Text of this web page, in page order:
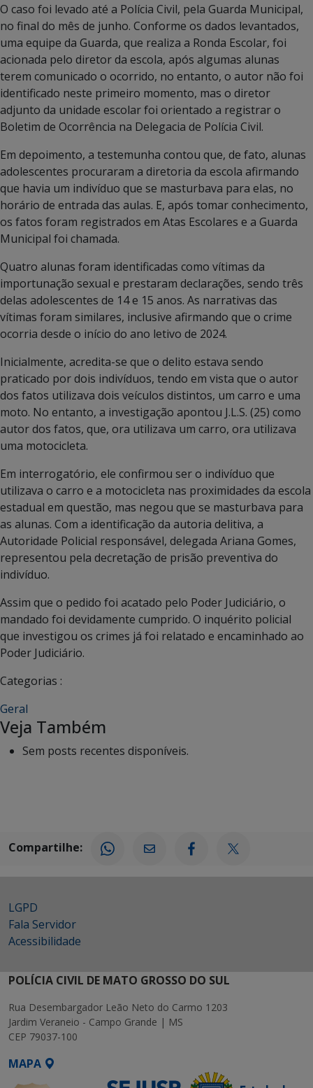
O caso foi levado até a Polícia Civil, pela Guarda Municipal,
no final do mês de junho. Conforme os dados levantados,
uma equipe da Guarda, que realiza a Ronda Escolar, foi
acionada pelo diretor da escola, após algumas alunas
terem comunicado o ocorrido, no entanto, o autor não foi
identificado neste primeiro momento, mas o diretor
adjunto da unidade escolar foi orientado a registrar o
Boletim de Ocorrência na Delegacia de Polícia Civil.
Em depoimento, a testemunha contou que, de fato, alunas
adolescentes procuraram a diretoria da escola afirmando
que havia um indivíduo que se masturbava para elas, no
horário de entrada das aulas. E, após tomar conhecimento,
os fatos foram registrados em Atas Escolares e a Guarda
Municipal foi chamada.
Quatro alunas foram identificadas como vítimas da
importunação sexual e prestaram declarações, sendo três
delas adolescentes de 14 e 15 anos. As narrativas das
vítimas foram similares, inclusive afirmando que o crime
ocorria desde o início do ano letivo de 2024.
Inicialmente, acredita-se que o delito estava sendo
praticado por dois indivíduos, tendo em vista que o autor
dos fatos utilizava dois veículos distintos, um carro e uma
moto. No entanto, a investigação apontou J.L.S. (25) como
autor dos fatos, que, ora utilizava um carro, ora utilizava
uma motocicleta.
Em interrogatório, ele confirmou ser o indivíduo que
utilizava o carro e a motocicleta nas proximidades da escola
estadual em questão, mas negou que se masturbava para
as alunas. Com a identificação da autoria delitiva, a
Autoridade Policial responsável, delegada Ariana Gomes,
representou pela decretação de prisão preventiva do
indivíduo.
Assim que o pedido foi acatado pelo Poder Judiciário, o
mandado foi devidamente cumprido. O inquérito policial
que investigou os crimes já foi relatado e encaminhado ao
Poder Judiciário.
Categorias :
Geral
Veja Também
Sem posts recentes disponíveis.
Compartilhe:
LGPD
Fala Servidor
Acessibilidade
POLÍCIA CIVIL DE MATO GROSSO DO SUL
Rua Desembargador Leão Neto do Carmo 1203
Jardim Veraneio - Campo Grande | MS
CEP 79037-100
MAPA